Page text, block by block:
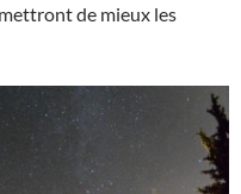
de mieux les